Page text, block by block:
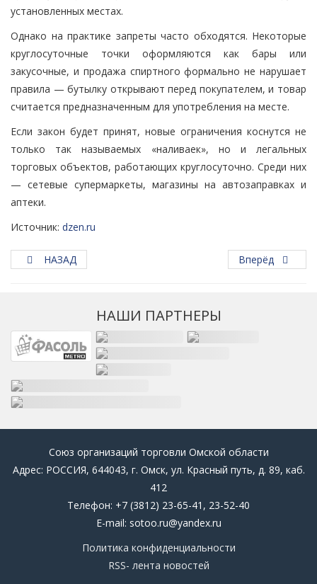
установленных местах.
Однако на практике запреты часто обходятся. Некоторые
круглосуточные точки оформляются как бары или
закусочные, и продажа спиртного формально не нарушает
правила — бутылку открывают перед покупателем, и товар
считается предназначенным для употребления на месте.
Если закон будет принят, новые ограничения коснутся не
только так называемых «наливаек», но и легальных
торговых объектов, работающих круглосуточно. Среди них
— сетевые супермаркеты, магазины на автозаправках и
аптеки.
Источник: dzen.ru
НАЗАД Вперёд
НАШИ ПАРТНЕРЫ
Союз организаций торговли Омской области
Адрес: РОССИЯ, 644043, г. Омск, ул. Красный путь, д. 89, каб.
412
Телефон: +7 (3812) 23-65-41, 23-52-40
E-mail: sotoo.ru@yandex.ru
Политика конфиденциальности
RSS- лента новостей